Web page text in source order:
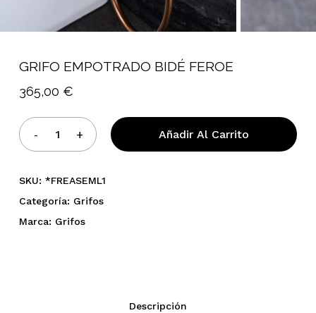
GRIFO EMPOTRADO BIDÉ FEROE
365,00 €
Añadir Al Carrito
SKU: *FREASEML1
Categoría: Grifos
Marca: Grifos
Descripción